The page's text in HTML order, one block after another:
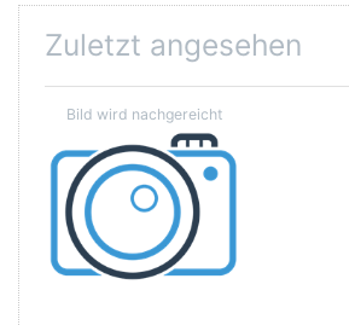
Zuletzt angesehen